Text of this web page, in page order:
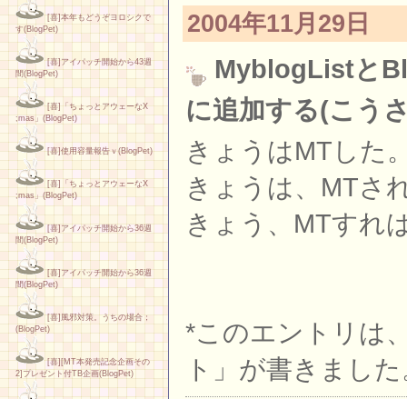
[喜]本年もどうぞヨロシクで
す(BlogPet)
[喜]アイパッチ開始から43週
間(BlogPet)
[喜]「ちょっとアウェーなX
;mas」(BlogPet)
[喜]使用容量報告ｖ(BlogPet)
[喜]「ちょっとアウェーなX
;mas」(BlogPet)
[喜]アイパッチ開始から36週
間(BlogPet)
[喜]アイパッチ開始から36週
間(BlogPet)
[喜]風邪対策。うちの場合；
(BlogPet)
[喜][MT本発売記念企画その
2]プレゼント付TB企画(BlogPet)
2004年11月29日
MyblogListと
に追加する(こう
きょうはMTした
きょうは、MTさ
きょう、MTすれ
*このエントリは
ト」が書きまし